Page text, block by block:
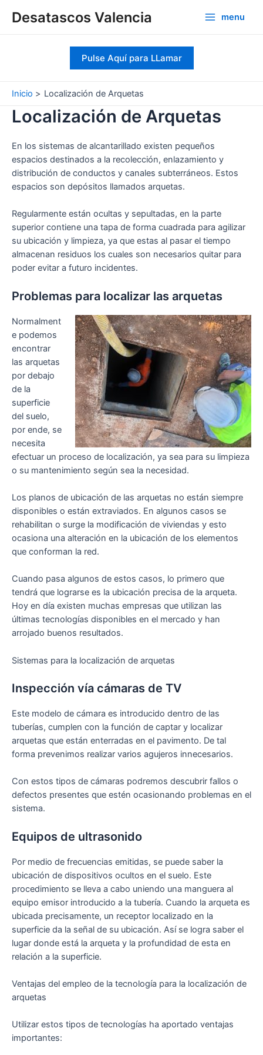
Desatascos Valencia menu
Pulse Aquí para LLamar
Inicio Localización de Arquetas
Localización de Arquetas
En los sistemas de alcantarillado existen pequeños
espacios destinados a la recolección, enlazamiento y
distribución de conductos y canales subterráneos. Estos
espacios son depósitos llamados arquetas.
Regularmente están ocultas y sepultadas, en la parte
superior contiene una tapa de forma cuadrada para agilizar
su ubicación y limpieza, ya que estas al pasar el tiempo
almacenan residuos los cuales son necesarios quitar para
poder evitar a futuro incidentes.
Problemas para localizar las arquetas
Normalment
e podemos
encontrar
las arquetas
por debajo
de la
superficie
del suelo,
por ende, se
necesita
efectuar un proceso de localización, ya sea para su limpieza
o su mantenimiento según sea la necesidad.
Los planos de ubicación de las arquetas no están siempre
disponibles o están extraviados. En algunos casos se
rehabilitan o surge la modificación de viviendas y esto
ocasiona una alteración en la ubicación de los elementos
que conforman la red.
Cuando pasa algunos de estos casos, lo primero que
tendrá que lograrse es la ubicación precisa de la arqueta.
Hoy en día existen muchas empresas que utilizan las
últimas tecnologías disponibles en el mercado y han
arrojado buenos resultados.
Sistemas para la localización de arquetas
Inspección vía cámaras de TV
Este modelo de cámara es introducido dentro de las
tuberías, cumplen con la función de captar y localizar
arquetas que están enterradas en el pavimento. De tal
forma prevenimos realizar varios agujeros innecesarios.
Con estos tipos de cámaras podremos descubrir fallos o
defectos presentes que estén ocasionando problemas en el
sistema.
Equipos de ultrasonido
Por medio de frecuencias emitidas, se puede saber la
ubicación de dispositivos ocultos en el suelo. Este
procedimiento se lleva a cabo uniendo una manguera al
equipo emisor introducido a la tubería. Cuando la arqueta es
ubicada precisamente, un receptor localizado en la
superficie da la señal de su ubicación. Así se logra saber el
lugar donde está la arqueta y la profundidad de esta en
relación a la superficie.
Ventajas del empleo de la tecnología para la localización de
arquetas
Utilizar estos tipos de tecnologías ha aportado ventajas
importantes: